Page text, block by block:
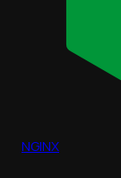
NGINX